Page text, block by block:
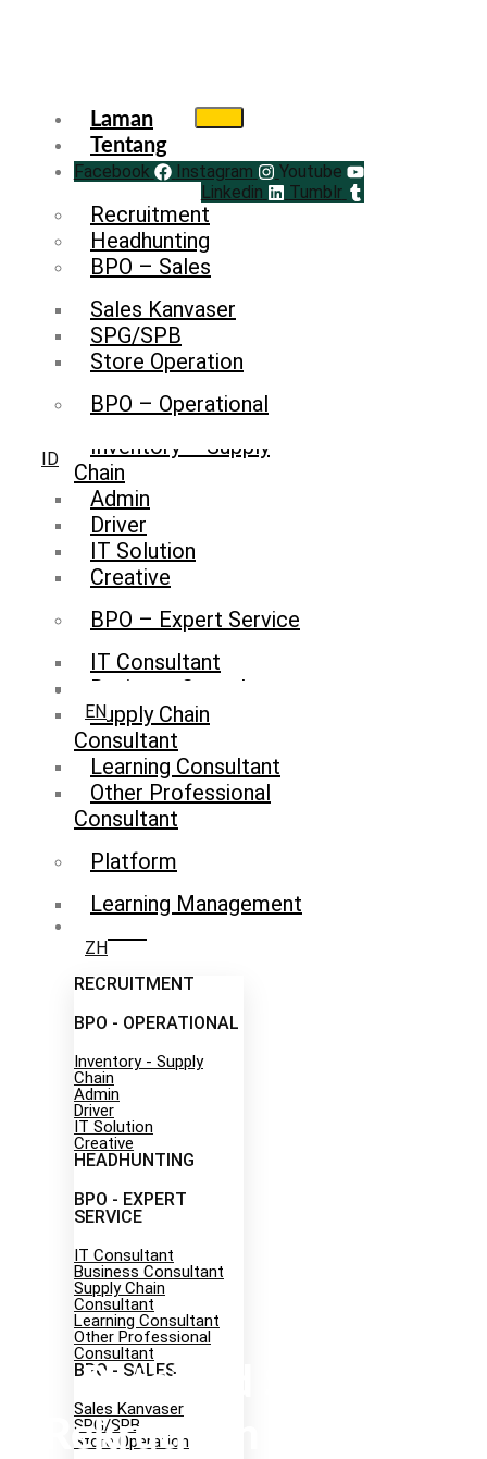
Laman
Tentang
Service
Recruitment
Headhunting
BPO – Sales
Sales Kanvaser
SPG/SPB
Store Operation
BPO – Operational
Inventory – Supply
Chain
Admin
Driver
IT Solution
Creative
BPO – Expert Service
IT Consultant
Business Consultant
Supply Chain
Consultant
Learning Consultant
Other Professional
Consultant
Platform
Learning Management
RECRUITMENT
BPO - OPERATIONAL
Inventory - Supply
Chain
Admin
Driver
IT Solution
Creative
HEADHUNTING
BPO - EXPERT
SERVICE
IT Consultant
Business Consultant
Supply Chain
Consultant
Learning Consultant
Other Professional
Consultant
BPO - SALES
Sales Kanvaser
SPG/SPB
Store Operation
Facebook Instagram
Youtube
Linkedin
Tumblr
ID
EN
ZH
Career
Retained Search:
Rekrutmen Hemat &